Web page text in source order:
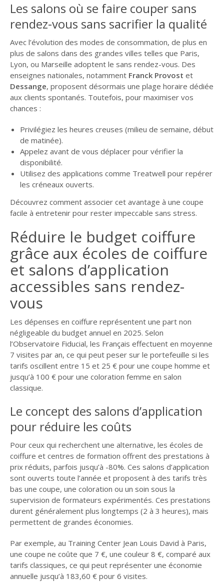
Les salons où se faire couper sans
rendez-vous sans sacrifier la qualité
Avec l’évolution des modes de consommation, de plus en
plus de salons dans des grandes villes telles que Paris,
Lyon, ou Marseille adoptent le sans rendez-vous. Des
enseignes nationales, notamment Franck Provost et
Dessange, proposent désormais une plage horaire dédiée
aux clients spontanés. Toutefois, pour maximiser vos
chances :
Privilégiez les heures creuses (milieu de semaine, début
de matinée).
Appelez avant de vous déplacer pour vérifier la
disponibilité.
Utilisez des applications comme Treatwell pour repérer
les créneaux ouverts.
Découvrez comment associer cet avantage à une coupe
facile à entretenir pour rester impeccable sans stress.
Réduire le budget coiffure
grâce aux écoles de coiffure
et salons d’application
accessibles sans rendez-
vous
Les dépenses en coiffure représentent une part non
négligeable du budget annuel en 2025. Selon
l’Observatoire Fiducial, les Français effectuent en moyenne
7 visites par an, ce qui peut peser sur le portefeuille si les
tarifs oscillent entre 15 et 25 € pour une coupe homme et
jusqu’à 100 € pour une coloration femme en salon
classique.
Le concept des salons d’application
pour réduire les coûts
Pour ceux qui recherchent une alternative, les écoles de
coiffure et centres de formation offrent des prestations à
prix réduits, parfois jusqu’à -80%. Ces salons d’application
sont ouverts toute l’année et proposent à des tarifs très
bas une coupe, une coloration ou un soin sous la
supervision de formateurs expérimentés. Ces prestations
durent généralement plus longtemps (2 à 3 heures), mais
permettent de grandes économies.
Par exemple, au Training Center Jean Louis David à Paris,
une coupe ne coûte que 7 €, une couleur 8 €, comparé aux
tarifs classiques, ce qui peut représenter une économie
annuelle jusqu’à 183,60 € pour 6 visites.